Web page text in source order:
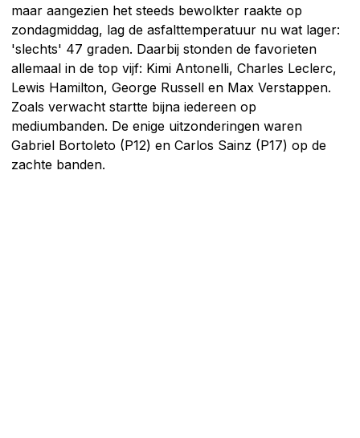
maar aangezien het steeds bewolkter raakte op
zondagmiddag, lag de asfalttemperatuur nu wat lager:
'slechts' 47 graden. Daarbij stonden de favorieten
allemaal in de top vijf: Kimi Antonelli, Charles Leclerc,
Lewis Hamilton, George Russell en Max Verstappen.
Zoals verwacht startte bijna iedereen op
mediumbanden. De enige uitzonderingen waren
Gabriel Bortoleto (P12) en Carlos Sainz (P17) op de
zachte banden.